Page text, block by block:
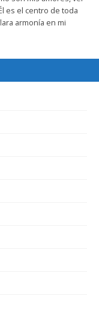
es el centro de toda
armonía en mi